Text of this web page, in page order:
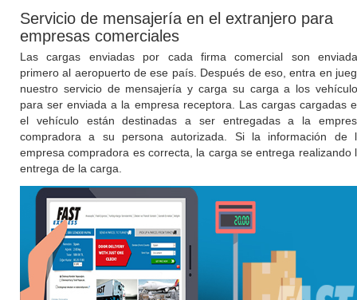
Servicio de mensajería en el extranjero para
empresas comerciales
Las cargas enviadas por cada firma comercial son
primero al aeropuerto de ese país. Después de eso, entra en
nuestro servicio de mensajería y carga su carga a los
para ser enviada a la empresa receptora. Las cargas cargadas
el vehículo están destinadas a ser entregadas a la
compradora a su persona autorizada. Si la información de
empresa compradora es correcta, la carga se entrega realizando
entrega de la carga.